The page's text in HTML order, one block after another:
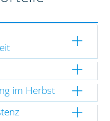
im Herbst